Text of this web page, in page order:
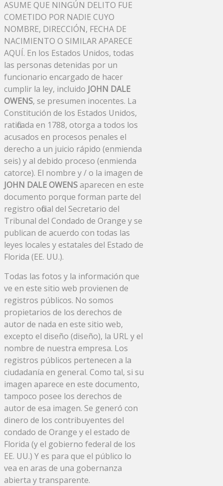
ASUME QUE NINGÚN DELITO FUE
COMETIDO POR NADIE CUYO
NOMBRE, DIRECCIÓN, FECHA DE
NACIMIENTO O SIMILAR APARECE
AQUÍ. En los Estados Unidos, todas
las personas detenidas por un
funcionario encargado de hacer
cumplir la ley, incluido JOHN DALE
OWENS, se presumen inocentes. La
Constitución de los Estados Unidos,
ratificada en 1788, otorga a todos los
acusados ​​en procesos penales el
derecho a un juicio rápido (enmienda
seis) y al debido proceso (enmienda
catorce). El nombre y / o la imagen de
JOHN DALE OWENSaparecen en este
documento porque forman parte del
registro oficial del Secretario del
Tribunal del Condado de Orange y se
publican de acuerdo con todas las
leyes locales y estatales del Estado de
Florida (EE. UU.).
Todas las fotos y la información que
ve en este sitio web provienen de
registros públicos. No somos
propietarios de los derechos de
autor de nada en este sitio web,
excepto el diseño (diseño), la URL y el
nombre de nuestra empresa. Los
registros públicos pertenecen a la
ciudadanía en general. Como tal, si su
imagen aparece en este documento,
tampoco posee los derechos de
autor de esa imagen. Se generó con
dinero de los contribuyentes del
condado de Orange y el estado de
Florida (y el gobierno federal de los
EE. UU.) Y es para que el público lo
vea en aras de una gobernanza
abierta y transparente.